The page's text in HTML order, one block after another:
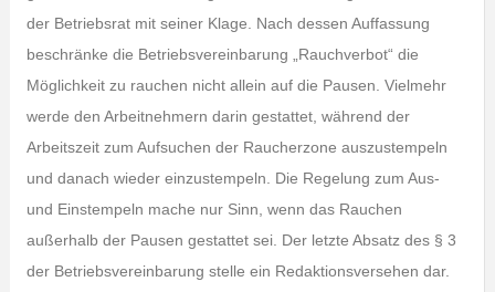
der Betriebsrat mit seiner Klage. Nach dessen Auffassung
beschränke die Betriebsvereinbarung „Rauchverbot“ die
Möglichkeit zu rauchen nicht allein auf die Pausen. Vielmehr
werde den Arbeitnehmern darin gestattet, während der
Arbeitszeit zum Aufsuchen der Raucherzone auszustempeln
und danach wieder einzustempeln. Die Regelung zum Aus-
und Einstempeln mache nur Sinn, wenn das Rauchen
außerhalb der Pausen gestattet sei. Der letzte Absatz des § 3
der Betriebsvereinbarung stelle ein Redaktionsversehen dar.